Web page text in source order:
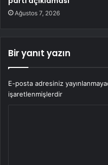
Ağustos 7, 2026
Bir yanıt yazın
E-posta adresiniz
işaretlenmişlerdir